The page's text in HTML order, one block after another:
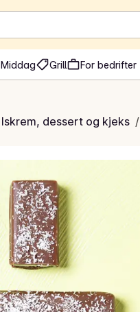
Middag Grill For bedrifter
Iskrem, dessert og kjeks /